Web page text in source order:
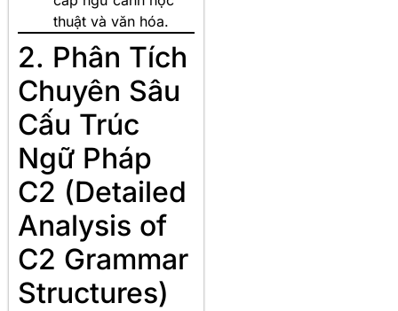
thuật và văn hóa.
2. Phân Tích
Chuyên Sâu
Cấu Trúc
Ngữ Pháp
C2 (Detailed
Analysis of
C2 Grammar
Structures)